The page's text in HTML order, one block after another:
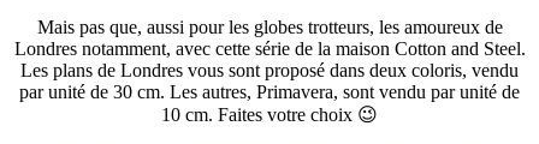
Mais pas que, aussi pour les globes trotteurs, les amoureux de
Londres notamment, avec cette série de la maison Cotton and Steel.
Les plans de Londres vous sont proposé dans deux coloris, vendu
par unité de 30 cm. Les autres, Primavera, sont vendu par unité de
10 cm. Faites votre choix 😉